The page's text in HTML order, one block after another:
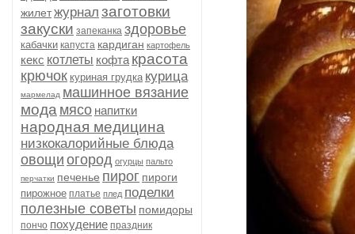
жилетжурнал заготовки
закуски запеканка здоровье
кабачки капуста кардиган картофель
кекс котлеты кофта красота
крючок куриная грудка курица
мармелад машинное вязание
мода мясо напитки
народная медицина
низкокалорийные блюда
овощи огород огурцы пальто
перчатки печенье пирог пироги
пирожное платье плед поделки
полезные советы помидоры
пончо похудение праздник